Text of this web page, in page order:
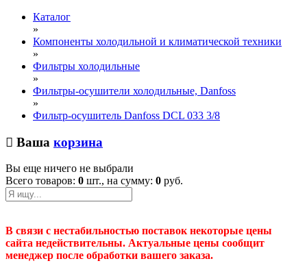
Каталог
»
Компоненты холодильной и климатической техники
»
Фильтры холодильные
»
Фильтры-осушители холодильные, Danfoss
»
Фильтр-осушитель Danfoss DCL 033 3/8
Ваша корзина
Вы еще ничего не выбрали
Всего товаров: 0 шт., на сумму: 0 руб.
В связи с нестабильностью поставок некоторые цены
сайта недействительны. Актуальные цены сообщит
менеджер после обработки вашего заказа.